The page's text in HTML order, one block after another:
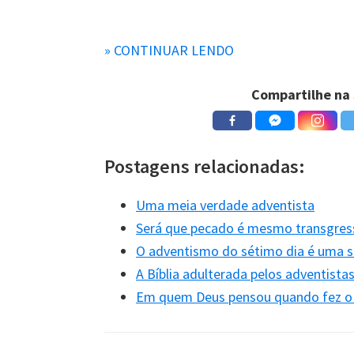
Nova Almeida Atualizada
Tu lhes deste a conhecer o
estatutos e lei, por meio de teu
Almeida Século 21
“Fizeste-os conhecer o teu
estatutos e leis por intermédio
Almeida Revista e Corrigida
» CONTINUAR LENDO
Compartilhe
Postagens relacionadas:
Uma meia verdade adventista
Será que pecado é mesmo
O adventismo do sétimo dia é uma
A Bíblia adulterada pelos adventistas
Em quem Deus pensou quando fez